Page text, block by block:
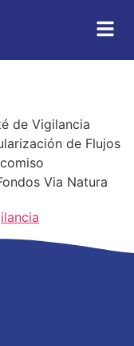
de Vigilancia
de Flujos
Via Natura